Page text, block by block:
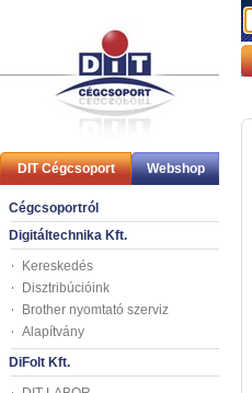
DIT Cégcsoport Webshop
Cégcsoportról
Digitáltechnika Kft.
Kereskedés
Disztribúcióink
Brother nyomtató szerviz
Alapítvány
DiFolt Kft.